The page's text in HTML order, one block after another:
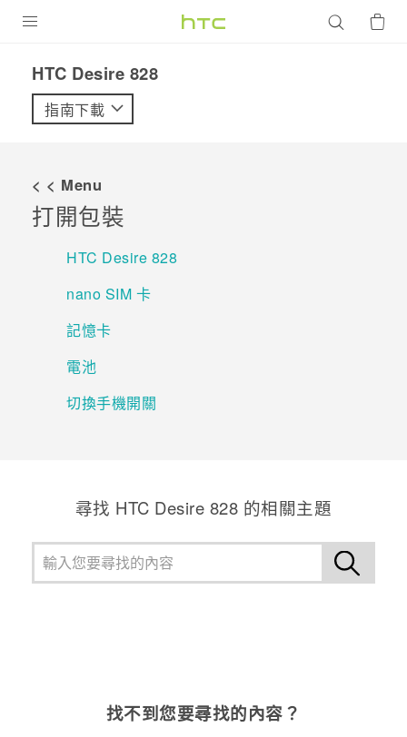
VIVE
配件
焦點訊息
銷售門市
銷售通路
支援服務
VIVELAND
HTC Desire 828‎
指南下載
< < Menu
打開包裝
HTC Desire 828
nano SIM 卡
記憶卡
電池
切換手機開關
尋找 HTC Desire 828 的相關主題
找不到您要尋找的內容？